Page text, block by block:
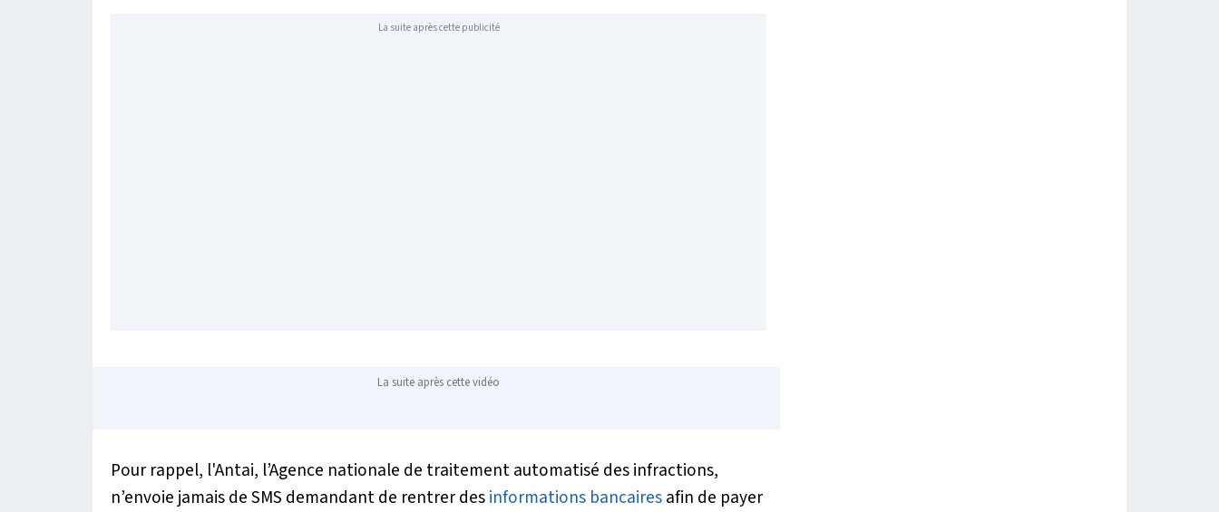
La suite après cette publicité
La suite après cette vidéo
Pour rappel, l'Antai, l’Agence nationale de traitement automatisé des infractions,
n’envoie jamais de SMS demandant de rentrer desinformations bancairesafin de payer